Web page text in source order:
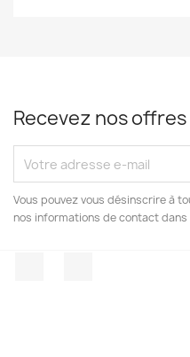
Recevez nos
Vous pouvez vous désinscrire à
nos informations de contact